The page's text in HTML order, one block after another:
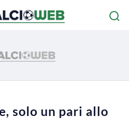
solo un pari allo